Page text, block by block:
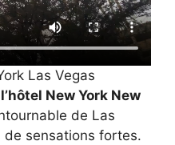
Las Vegas
l’hôtel New York New
de Las
de sensations fortes.